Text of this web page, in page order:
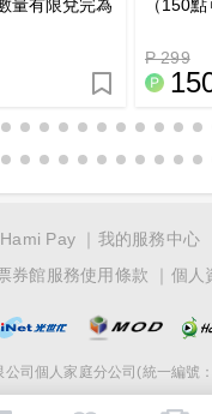
量有限兌完為
（150
P 299
Hami Pay
我的服務中心
券館服務使用條款
個人
公司個人家庭分公司(統一編號